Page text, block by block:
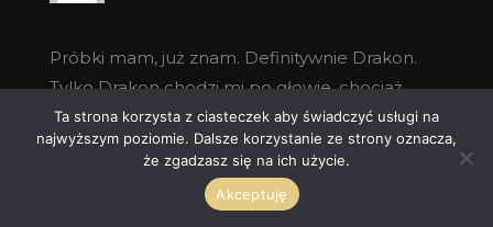
Próbki mam, już znam. Definitywnie Drakon.
Tylko Drakon chodzi mi po głowie, chociaż
wszystkie trzy zapachy Bestial Collection
cechuje bardzo dobra jakość. Ale subiektywnie
to Drakon przemówił do mnie najmocniej, także
Ta strona korzysta z ciasteczek aby świadczyć usługi na
najwyższym poziomie. Dalsze korzystanie ze strony oznacza,
że zgadzasz się na ich użycie.
Akceptuję